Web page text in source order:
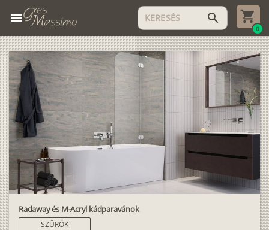
menu search
0
Radaway és M-Acryl kádparavánok
SZŰRŐK